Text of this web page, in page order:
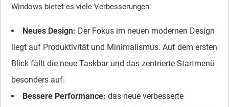
Windows bietet es viele Verbesserungen:
Neues Design: Der Fokus im neuen modernen Design
liegt auf Produktivität und Minimalismus. Auf dem ersten
Blick fällt die neue Taskbar und das zentrierte Startmenü
besonders auf.
Bessere Performance: das neue verbesserte